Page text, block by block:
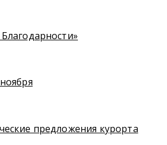
предложения курорта